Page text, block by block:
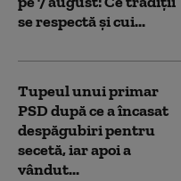
se respectă și cui...
Tupeul unui primar
PSD după ce a încasat
despăgubiri pentru
secetă, iar apoi a
vândut...